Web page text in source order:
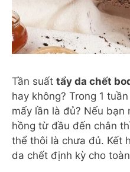
Tần suất tẩy da chết
hay không? Trong 1
mấy lần là đủ? Nếu bạn
hồng từ đầu đến chân
thể thôi là chưa đủ. Kết
da chết định kỳ cho